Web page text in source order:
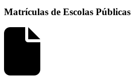
Matrículas de Escolas Públicas